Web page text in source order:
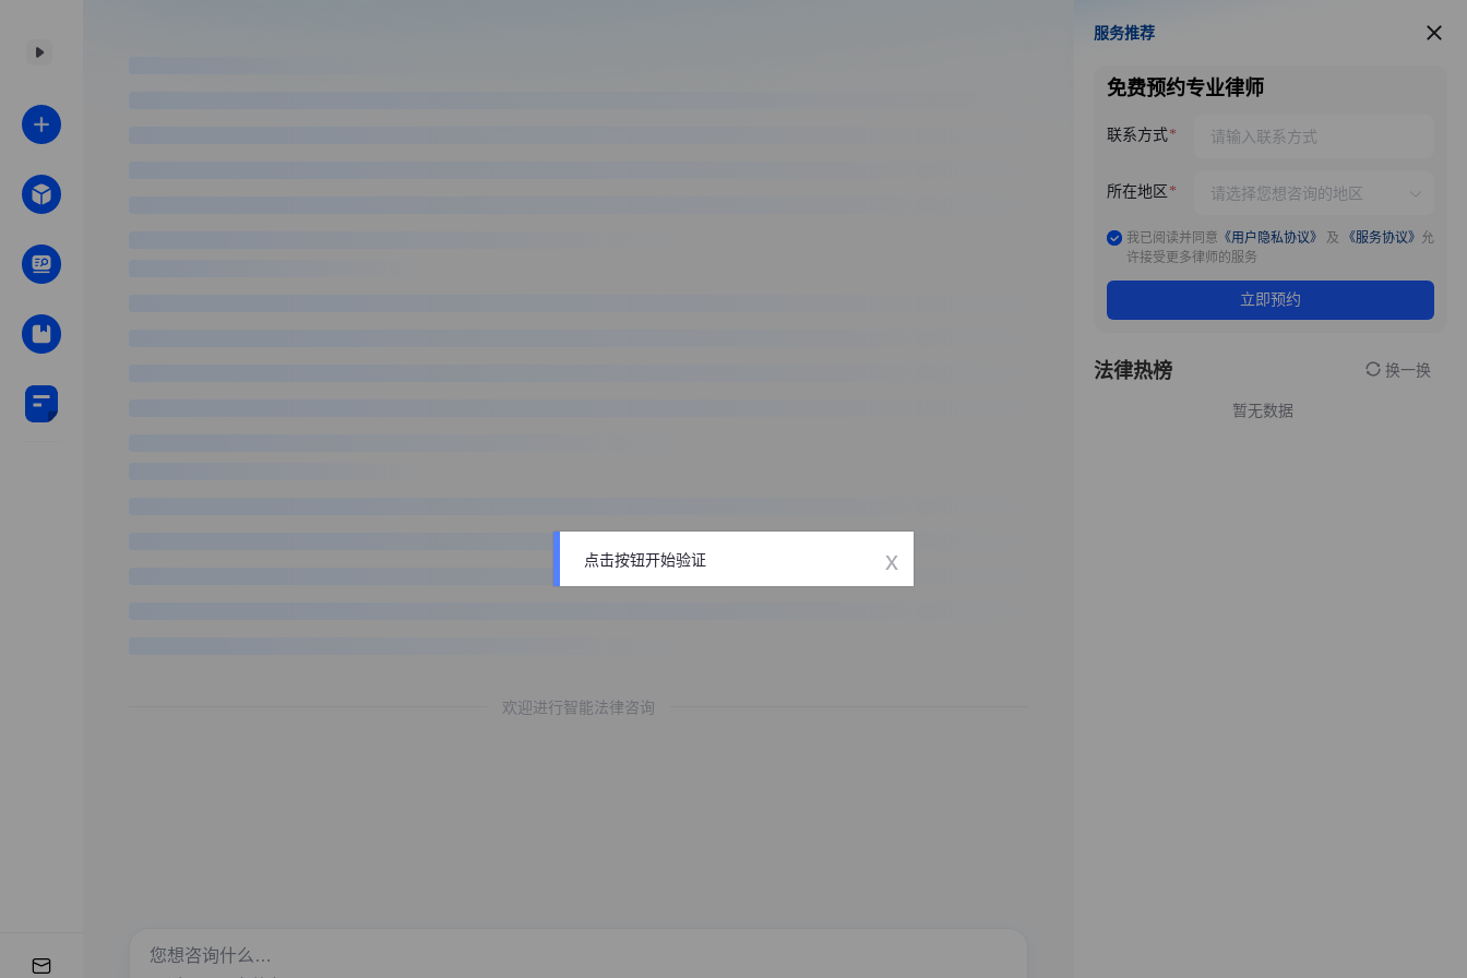
欢迎进行智能法律咨询
服务推荐
服务推荐
免费预约专业律师
联系方式
所在地区
我已阅读并同意 《用户隐私协议》 及 《服务协议》 允
许接受更多律师的服务
立即预约
法律热榜 换一换
暂无数据
点击按钮开始验证 x